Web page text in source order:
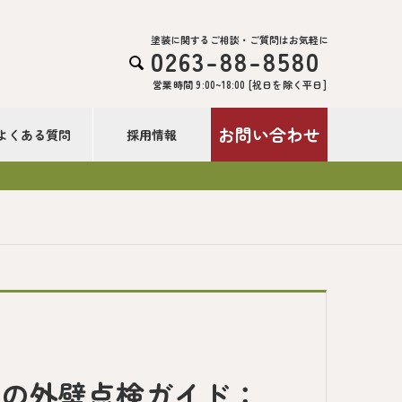

塗装に関するご相談・ご質問はお気軽に
0263-88-8580
営業時間 9:00~18:00 [祝日を除く平日]
くある質問 採用情報 お問い合わせ